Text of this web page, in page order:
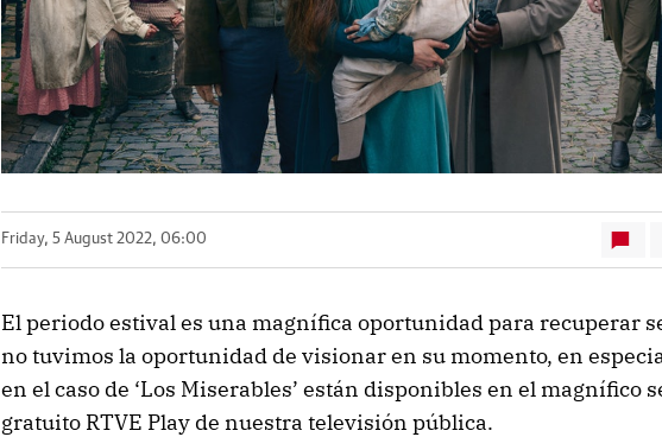
Friday, 5 August 2022, 06:00
El periodo estival es una magnífica oportunidad para recuperar
no tuvimos la oportunidad de visionar en su momento, en
en el caso de ‘Los Miserables’ están disponibles en el magnífico
gratuito RTVE Play de nuestra televisión pública.